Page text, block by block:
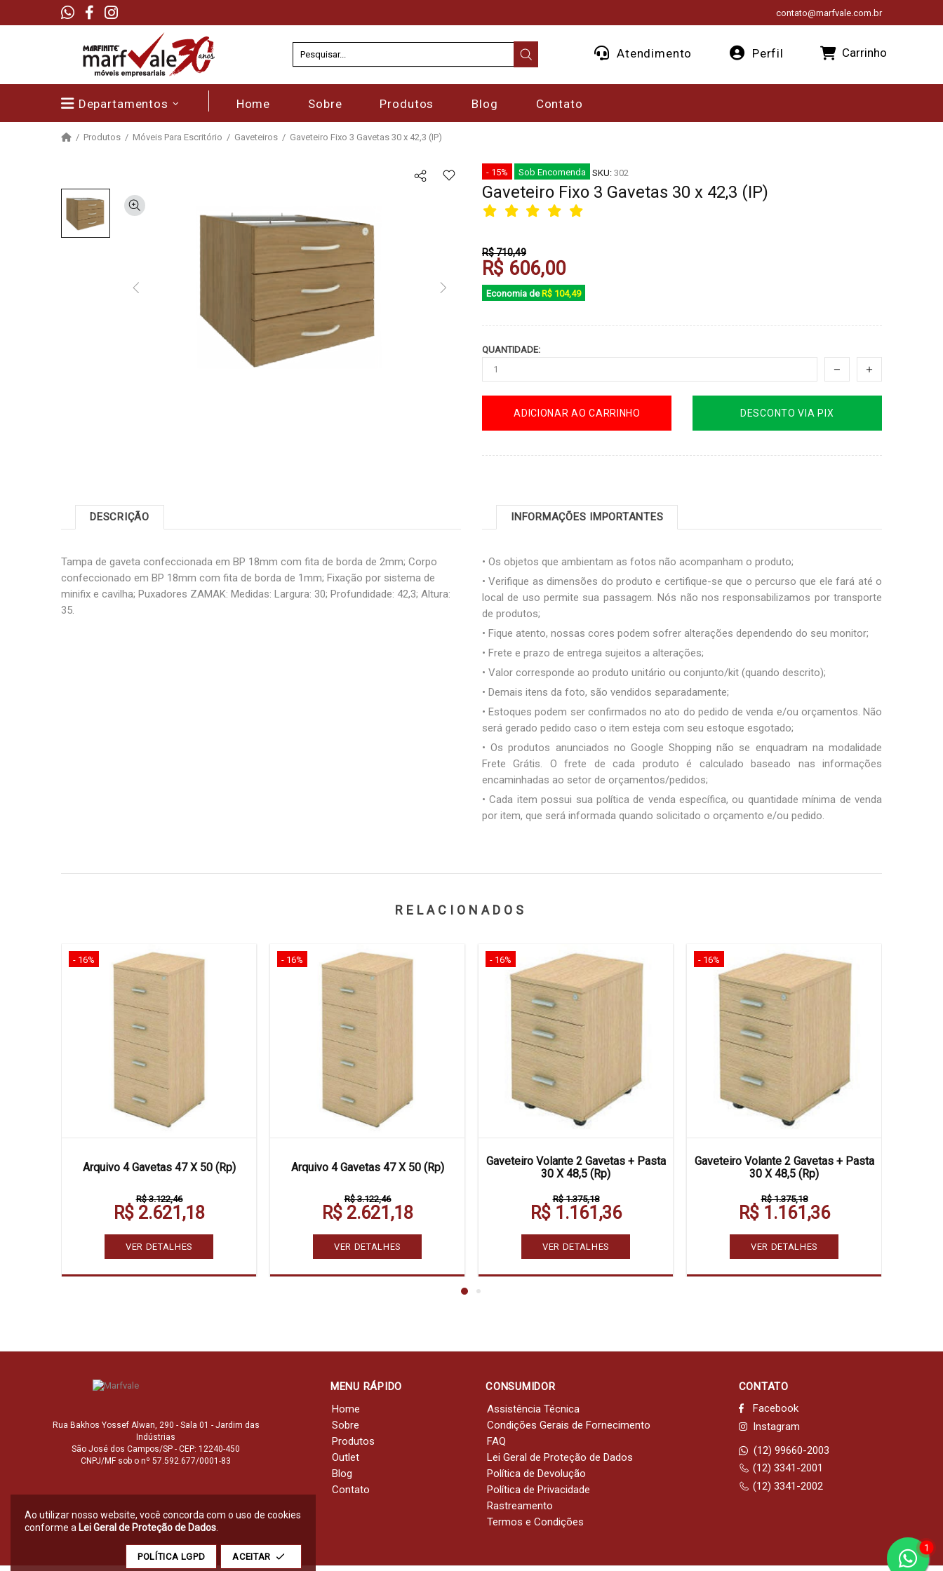
contato@marfvale.com.br
Atendimento Perfil Carrinho
Departamentos Home Sobre Produtos Blog Contato
Produtos Móveis Para Escritório Gaveteiros Gaveteiro Fixo 3 Gavetas 30 x 42,3 (IP)
- 15% Sob Encomenda SKU: 302
Gaveteiro Fixo 3 Gavetas 30 x 42,3 (IP)
R$ 710,49
R$ 606,00
Economia de R$ 104,49
QUANTIDADE:
ADICIONAR AO CARRINHO DESCONTO VIA PIX
DESCRIÇÃO
Tampa de gaveta confeccionada em BP 18mm com fita de borda de 2mm; Corpo
confeccionado em BP 18mm com fita de borda de 1mm; Fixação por sistema de
minifix e cavilha; Puxadores ZAMAK: Medidas: Largura: 30; Profundidade: 42,3; Altura:
35.
INFORMAÇÕES IMPORTANTES
• Os objetos que ambientam as fotos não acompanham o produto;
• Verifique as dimensões do produto e certifique-se que o percurso que ele fará até o
local de uso permite sua passagem. Nós não nos responsabilizamos por transporte
de produtos;
• Fique atento, nossas cores podem sofrer alterações dependendo do seu monitor;
• Frete e prazo de entrega sujeitos a alterações;
• Valor corresponde ao produto unitário ou conjunto/kit (quando descrito);
• Demais itens da foto, são vendidos separadamente;
• Estoques podem ser confirmados no ato do pedido de venda e/ou orçamentos. Não
será gerado pedido caso o item esteja com seu estoque esgotado;
• Os produtos anunciados no Google Shopping não se enquadram na modalidade
Frete Grátis. O frete de cada produto é calculado baseado nas informações
encaminhadas ao setor de orçamentos/pedidos;
• Cada item possui sua política de venda específica, ou quantidade mínima de venda
por item, que será informada quando solicitado o orçamento e/ou pedido.
RELACIONADOS
- 16%
Arquivo 4 Gavetas 47 X 50 (Rp)
R$ 3.122,46
R$ 2.621,18
VER DETALHES
- 16%
Arquivo 4 Gavetas 47 X 50 (Rp)
R$ 3.122,46
R$ 2.621,18
VER DETALHES
- 16%
Gaveteiro Volante 2 Gavetas + Pasta
30 X 48,5 (Rp)
R$ 1.375,18
R$ 1.161,36
VER DETALHES
- 16%
Gaveteiro Volante 2 Gavetas + Pasta
30 X 48,5 (Rp)
R$ 1.375,18
R$ 1.161,36
VER DETALHES
Rua Bakhos Yossef Alwan, 290 - Sala 01 - Jardim das
Indústrias
São José dos Campos/SP - CEP: 12240-450
CNPJ/MF sob o nº 57.592.677/0001-83
MENU RÁPIDO
Home
Sobre
Produtos
Outlet
Blog
Contato
CONSUMIDOR
Assistência Técnica
Condições Gerais de Fornecimento
FAQ
Lei Geral de Proteção de Dados
Política de Devolução
Política de Privacidade
Rastreamento
Termos e Condições
CONTATO
Facebook
Instagram
(12) 99660-2003
(12) 3341-2001
(12) 3341-2002
Ao utilizar nosso website, você concorda com o uso de cookies
conforme a Lei Geral de Proteção de Dados
POLÍTICA LGPD ACEITAR
1